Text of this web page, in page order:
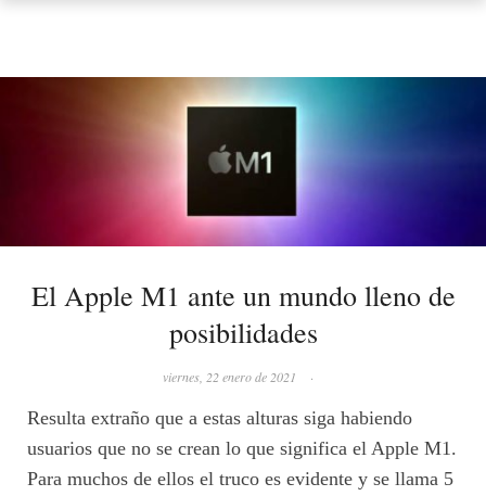
El Apple M1 ante un mundo lleno de
posibilidades
viernes, 22 enero de 2021 ·
Resulta extraño que a estas alturas siga habiendo
usuarios que no se crean lo que significa el Apple M1.
Para muchos de ellos el truco es evidente y se llama 5